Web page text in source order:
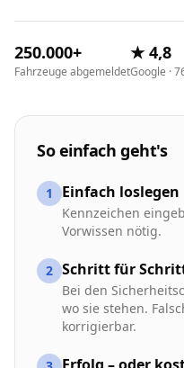
250.000+
Fahrzeuge abgemeldet
★ 4,8
Google ·
So einfach geht's
1 Einfach loslegen
Kennzeichen
Vorwissen nötig.
2 Schritt für
Bei den
wo sie stehen.
korrigierbar.